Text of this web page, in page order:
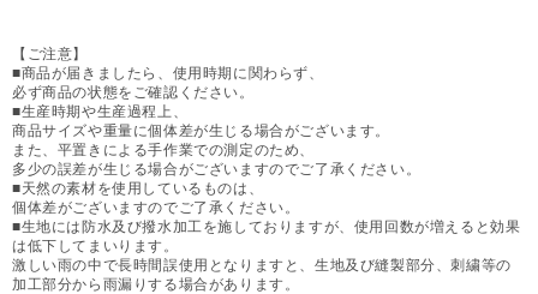
【ご注意】
■商品が届きましたら、使用時期に関わらず、
必ず商品の状態をご確認ください。
■生産時期や生産過程上、
商品サイズや重量に個体差が生じる場合がございます。
また、平置きによる手作業での測定のため、
多少の誤差が生じる場合がございますのでご了承ください。
■天然の素材を使用しているものは、
個体差がございますのでご了承ください。
■生地には防水及び撥水加工を施しておりますが、使用回数が増えると効果
は低下してまいります。
激しい雨の中で長時間誤使用となりますと、生地及び縫製部分、刺繍等の
加工部分から雨漏りする場合があります。